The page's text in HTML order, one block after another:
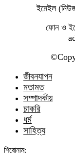
ইমেইল
ফোন ও
জীবনযাপন
মতামত
সম্পাদকীয়
চাকরি
ধর্ম
সাহিত্য
শিরোনাম: